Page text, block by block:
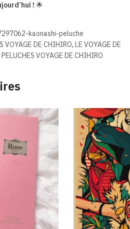
! 🌟
kaonashi-peluche
VOYAGE DE CHIHIRO, LE VOYAGE DE
PELUCHES VOYAGE DE CHIHIRO